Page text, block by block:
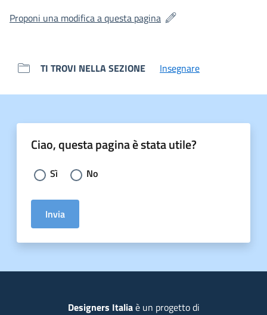
Proponi una modifica a questa pagina (si apre in una nuova
TI TROVI NELLA SEZIONE Insegnare
Ciao, questa pagina è stata utile?
Scegli la risposta:
Sì No
Invia
Designers Italiaè un progetto di